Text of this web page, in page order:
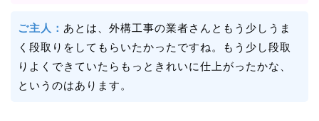
ご主人： あとは、外構工事の業者さんともう少しうま
く段取りをしてもらいたかったですね。もう少し段取
りよくできていたらもっときれいに仕上がったかな、
というのはあります。